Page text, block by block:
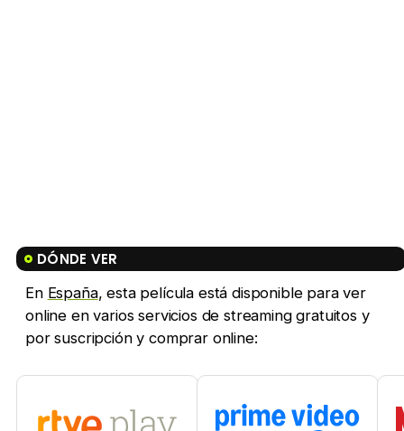
DÓNDE VER
En España, esta película está disponible para ver
online en varios servicios de streaming gratuitos y
por suscripción y comprar online: